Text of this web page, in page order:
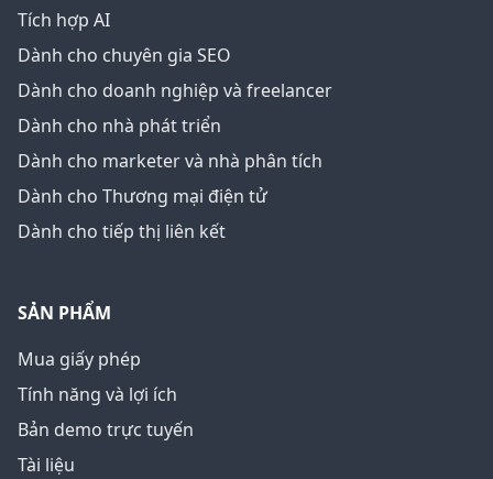
Tích hợp AI
Dành cho chuyên gia SEO
Dành cho doanh nghiệp và freelancer
Dành cho nhà phát triển
Dành cho marketer và nhà phân tích
Dành cho Thương mại điện tử
Dành cho tiếp thị liên kết
SẢN PHẨM
Mua giấy phép
Tính năng và lợi ích
Bản demo trực tuyến
Tài liệu